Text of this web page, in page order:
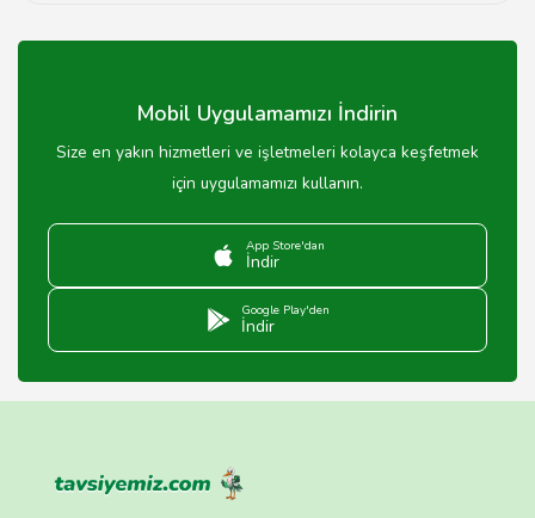
planlama yapmanız önerilir.
Mobil Uygulamamızı İndirin
Size en yakın hizmetleri ve işletmeleri kolayca keşfetmek
için uygulamamızı kullanın.
App Store'dan
İndir
Google Play'den
İndir